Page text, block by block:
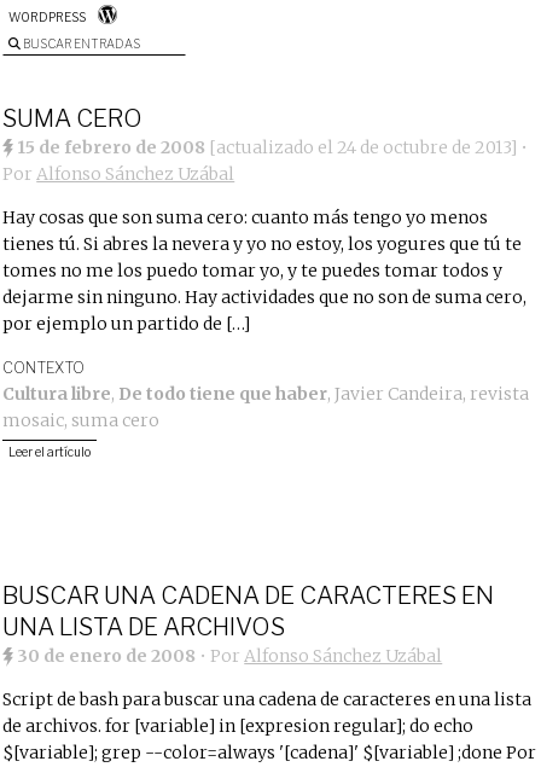
WORDPRESS
BUSCAR ENTRADAS
SUMA CERO
15 de febrero de 2008 [actualizado el 24 de octubre de 2013] •
PorAlfonso Sánchez Uzábal
Hay cosas que son suma cero: cuanto más tengo yo menos
tienes tú. Si abres la nevera y yo no estoy, los yogures que tú te
tomes no me los puedo tomar yo, y te puedes tomar todos y
dejarme sin ninguno. Hay actividades que no son de suma cero,
por ejemplo un partido de […]
CONTEXTO
Cultura libre, De todo tiene que haber,Javier Candeira, revista
mosaic, suma cero
Leer el artículo
BUSCAR UNA CADENA DE CARACTERES EN
UNA LISTA DE ARCHIVOS
30 de enero de 2008 • PorAlfonso Sánchez Uzábal
Script de bash para buscar una cadena de caracteres en una lista
de archivos. for [variable] in [expresion regular]; do echo
$[variable]; grep --color=always '[cadena]' $[variable] ;done Por